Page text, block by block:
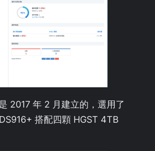
2017 年 2 月建立的，選用了
搭配四顆 HGST 4TB